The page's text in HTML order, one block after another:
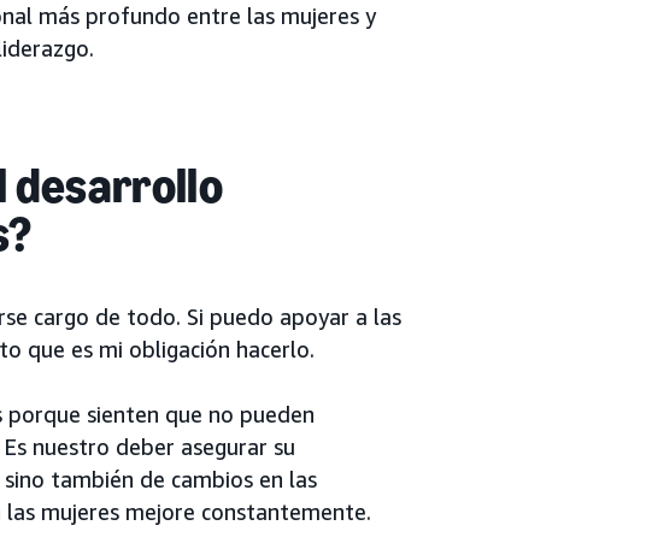
más profundo entre las mujeres y
desarrollo
cargo de todo. Si puedo apoyar a las
que es mi obligación hacerlo.
porque sienten que no pueden
nuestro deber asegurar su
también de cambios en las
mujeres mejore constantemente.